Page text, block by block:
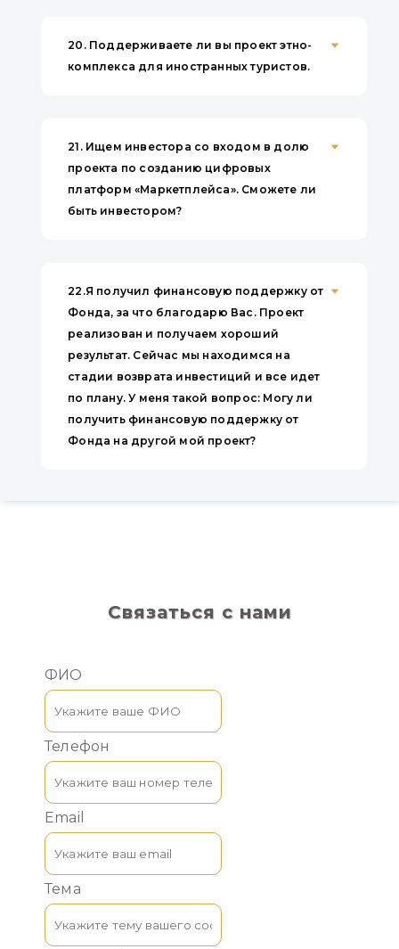
20. Поддерживаете ли вы проект этно-
комплекса для иностранных туристов.
21. Ищем инвестора со входом в долю
проекта по созданию цифровых
платформ «Маркетплейса». Сможете ли
быть инвестором?
22.Я получил финансовую поддержку от
Фонда, за что благодарю Вас. Проект
реализован и получаем хороший
результат. Сейчас мы находимся на
стадии возврата инвестиций и все идет
по плану. У меня такой вопрос: Могу ли
получить финансовую поддержку от
Фонда на другой мой проект?
Связаться с нами
ФИО
Телефон
Email
Тема